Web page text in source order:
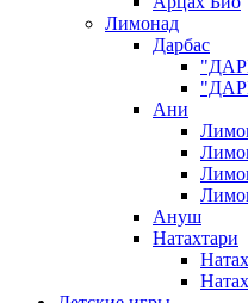
Лимонад
Дарбас
Ани
Ануш
Натахтари